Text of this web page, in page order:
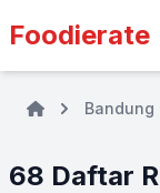
Foodierate
Bandung
68 Daftar